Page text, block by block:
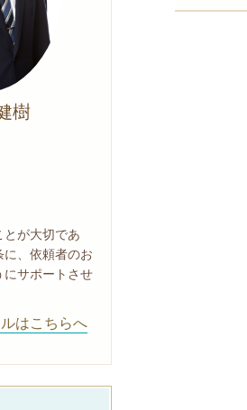
樹
とが大切であ
に、依頼者のお
にサポートさせ
はこちらへ